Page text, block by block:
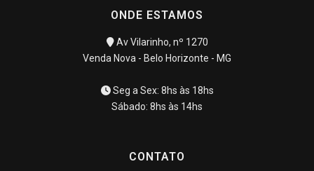
ONDE ESTAMOS
Av Vilarinho, nº 1270
Venda Nova - Belo Horizonte - MG
Seg a Sex: 8hs às 18hs
Sábado: 8hs às 14hs
CONTATO